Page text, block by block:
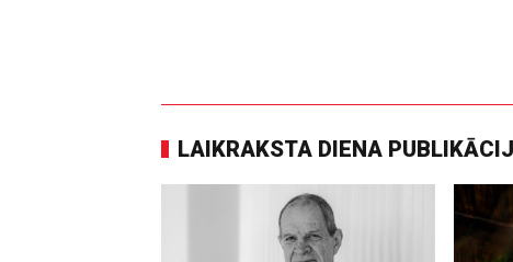
LAIKRAKSTA DIENA